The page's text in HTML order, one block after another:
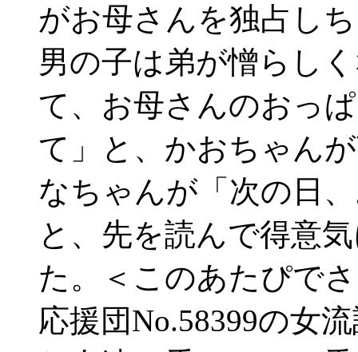
がお母さんを独占し
男の子は弟が憎らし
て、お母さんのおっ
て」と、かおちゃん
なちゃんが「次の日
と、先を読んで得意
た。＜このあたぴで
応援団No.58399の女